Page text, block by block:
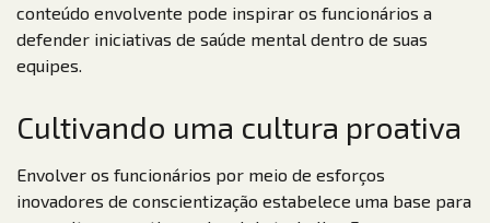
conteúdo envolvente pode inspirar os funcionários a
defender iniciativas de saúde mental dentro de suas
equipes.
Cultivando uma cultura proativa
Envolver os funcionários por meio de esforços
inovadores de conscientização estabelece uma base para